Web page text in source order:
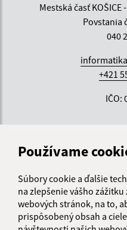
Používame
Súbory cookie a ďalšie
na zlepšenie vášho
webových stránok, na to,
prispôsobený obsah a
Mestská časť KOŠICE
Povstania
040
+421
IČO: